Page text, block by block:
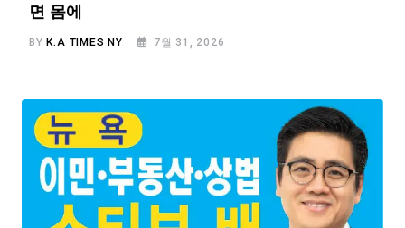
면 몸에
BYK.A TIMES NY 7월 31, 2026